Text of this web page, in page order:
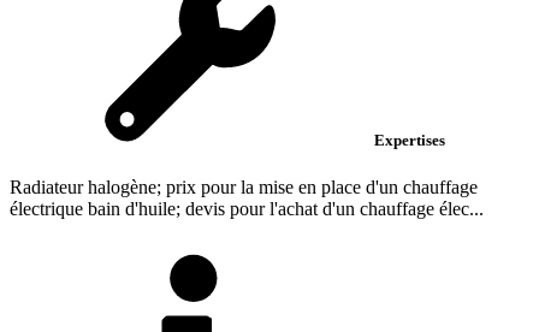
Expertises
Radiateur halogène; prix pour la mise en place d'un chauffage
électrique bain d'huile; devis pour l'achat d'un chauffage élec...